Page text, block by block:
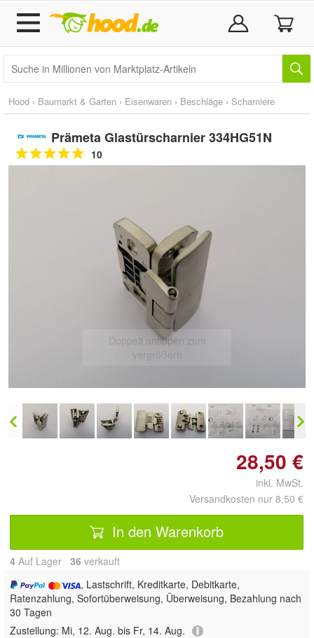
Hood › Baumarkt & Garten › Eisenwaren › Beschläge › Scharniere
Prämeta Glastürscharnier 334HG51N
10
Doppelt antippen zum
vergrößern
28,50 €
inkl. MwSt.
Versandkosten nur 8,50 €
In den Warenkorb
4 Auf Lager 36 verkauft
, Lastschrift, Kreditkarte, Debitkarte,
Ratenzahlung, Sofortüberweisung, Überweisung, Bezahlung nach
30 Tagen
Zustellung: Mi, 12. Aug. bis Fr, 14. Aug.